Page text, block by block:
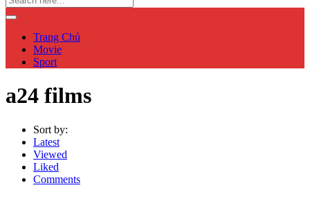
Trang Chủ
Movie
Sport
a24 films
Sort by:
Latest
Viewed
Liked
Comments